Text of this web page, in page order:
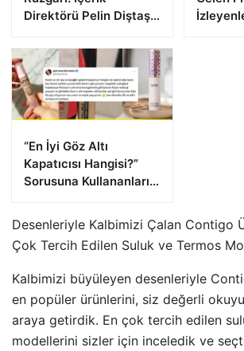
Direktörü Pelin Diştaş
“En İyi Göz Altı
Kapatıcısı Hangisi?”
Sorusuna Kullananların
Desenleriyle Kalbimizi Çalan Contigo
Çok Tercih Edilen Suluk ve Termos
Kalbimizi büyüleyen desenleriyle
en popüler ürünlerini, siz değerli
araya getirdik. En çok tercih edilen
modellerini sizler için inceledik ve